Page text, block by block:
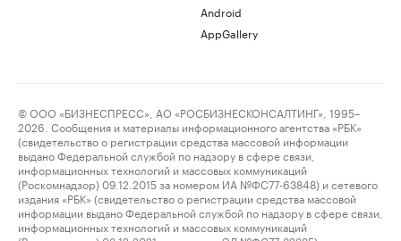
Android
AppGallery
© ООО «БИЗНЕСПРЕСС», АО «РОСБИЗНЕСКОНСАЛТИНГ», 1995–
2026. Сообщения и материалы информационного агентства «РБК»
(свидетельство о регистрации средства массовой информации
выдано Федеральной службой по надзору в сфере связи,
информационных технологий и массовых коммуникаций
(Роскомнадзор) 09.12.2015 за номером ИА №ФС77-63848) и сетевого
издания «РБК» (свидетельство о регистрации средства массовой
информации выдано Федеральной службой по надзору в сфере связи,
информационных технологий и массовых коммуникаций